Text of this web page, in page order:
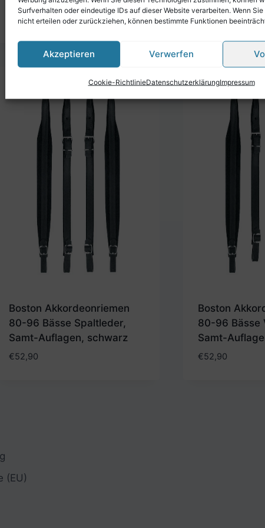
Surfverhalten oder eindeutige IDs auf dieser Website verarbeiten. Wenn
nicht erteilen oder zurückziehen, können bestimmte Funktionen
Akzeptieren Verwerfen
Cookie-RichtlinieDatenschutzerklärungImpressum
€99,00
Boston Akkordeonriemen
80-96 Bässe Spaltleder,
Samt-Auflagen, schwarz
€52,90
Boston
80-96 Bässe
Samt-
€52,90
(EU)